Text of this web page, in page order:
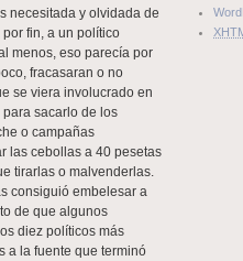
necesitada y olvidada de
fin, a un político
menos, eso parecía por
fracasaran o no
se viera involucrado en
sacarlo de los
o campañas
las cebollas a 40 pesetas
tirarlas o malvenderlas.
consiguió embelesar a
de que algunos
diez políticos más
a la fuente que terminó